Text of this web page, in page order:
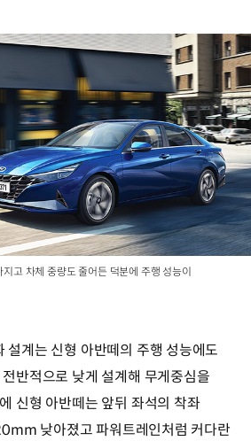
고 차체 중량도 줄어든 덕분에 주행 성능이
설계는 신형 아반떼의 주행 성능에도
반적으로 낮게 설계해 무게중심을
신형 아반떼는 앞뒤 좌석의 착좌
낮아졌고 파워트레인처럼 커다란